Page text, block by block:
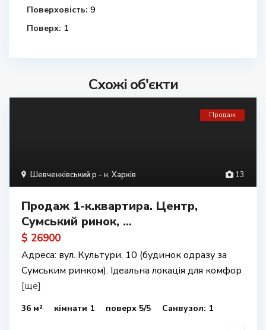
Поверховість: 9
Поверх: 1
Схожі об'єкти
13
Шевченківський р - н, Харків
Продаж
Продаж 1-к.квартира. Центр,
Сумський ринок, ...
$ 26900
Адреса: вул. Культури, 10 (будинок одразу за
Сумським ринком). Ідеальна локація для комфор
[ще]
36 м² кімнати 1 поверх 5/5 Санвузол: 1